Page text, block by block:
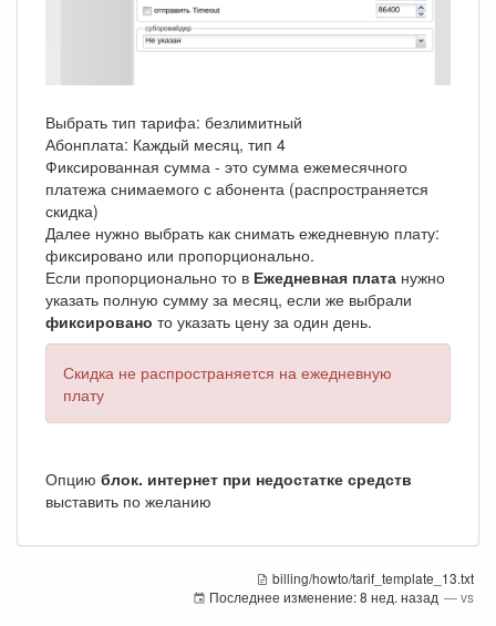
Выбрать тип тарифа: безлимитный
Абонплата: Каждый месяц, тип 4
Фиксированная сумма - это сумма ежемесячного
платежа снимаемого с абонента (распространяется
скидка)
Далее нужно выбрать как снимать ежедневную плату:
фиксировано или пропорционально.
Если пропорционально то в Ежедневная плата нужно
указать полную сумму за месяц, если же выбрали
фиксировано то указать цену за один день.
Скидка не распространяется на ежедневную
плату
Опцию блок. интернет при недостатке средств
выставить по желанию
billing/howto/tarif_template_13.txt
Последнее изменение:8 нед. назад —vs